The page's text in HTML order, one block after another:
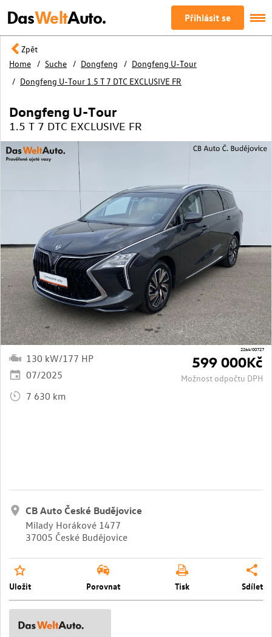
DasWeltAuto. Přihlásit se
Zpět
Home
Suche Dongfeng
Dongfeng U-Tour
Dongfeng U-Tour 1.5 T 7 DTC EXCLUSIVE FR
2264/00727
Dongfeng U-Tour
1.5 T 7 DTC EXCLUSIVE FR
130 kW/177 HP
07/2025
7 630 km
599 000Kč
Možnost odpočtu DPH
CB Auto České Budějovice
Milady Horákové 1477
37005 České Budějovice
Uložit Porovnat Tisk Sdílet